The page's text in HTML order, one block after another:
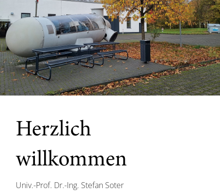
Herzlich
willkommen
Univ.-Prof. Dr.-Ing. Stefan Soter